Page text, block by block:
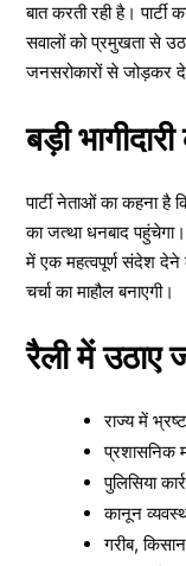
बात करती रही है।
सवालों को प्रमुखता से
जनसरोकारों से जोड़कर
बड़ी
पार्टी नेताओं का कहना
का जत्था धनबाद
में एक महत्वपूर्ण संदेश देने
चर्चा का माहौल बनाएगी।
रैली में उठाए
राज्य में
प्रशासनिक
पुलिसिया
कानून
गरीब,